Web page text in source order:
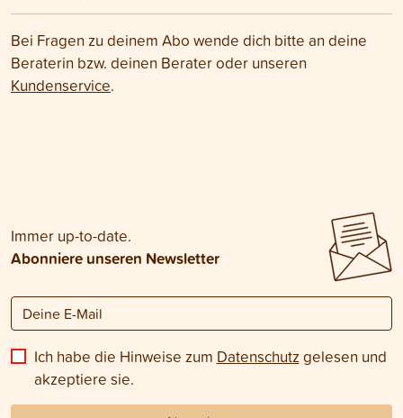
Bei Fragen zu deinem Abo wende dich bitte an deine
Beraterin bzw. deinen Berater oder unseren
Kundenservice.
Immer up-to-date.
Abonniere unseren Newsletter
Ich habe die Hinweise zum Datenschutz gelesen und
akzeptiere sie.